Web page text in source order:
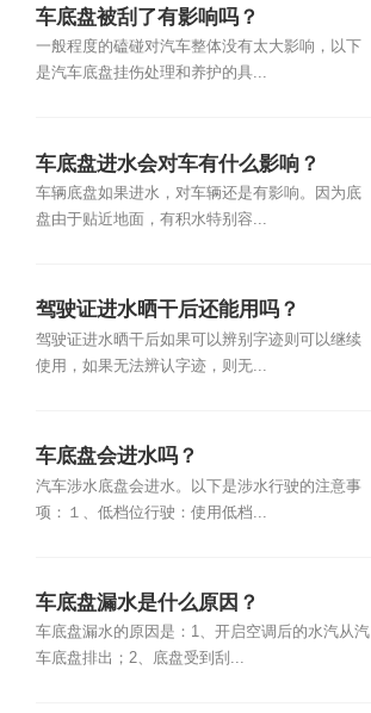
车底盘被刮了有影响吗？
一般程度的磕碰对汽车整体没有太大影响，以下
是汽车底盘挂伤处理和养护的具...
车底盘进水会对车有什么影响？
车辆底盘如果进水，对车辆还是有影响。因为底
盘由于贴近地面，有积水特别容...
驾驶证进水晒干后还能用吗？
驾驶证进水晒干后如果可以辨别字迹则可以继续
使用，如果无法辨认字迹，则无...
车底盘会进水吗？
汽车涉水底盘会进水。以下是涉水行驶的注意事
项：１、低档位行驶：使用低档...
车底盘漏水是什么原因？
车底盘漏水的原因是：1、开启空调后的水汽从汽
车底盘排出；2、底盘受到刮...